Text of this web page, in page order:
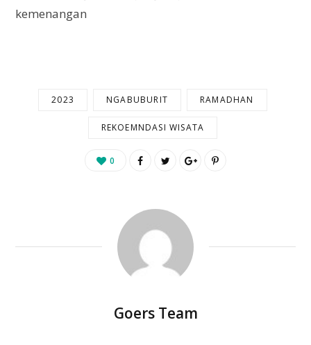
kemenangan
2023 NGABUBURIT RAMADHAN
REKOEMNDASI WISATA
0
Goers Team